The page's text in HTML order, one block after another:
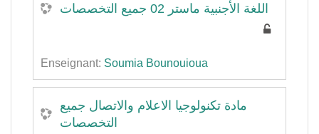
اللغة الأجنبية ماستر 02 جميع التخصصات
Enseignant: Soumia Bounouioua
مادة تكنولوجيا الاعلام والاتصال جميع
التخصصات